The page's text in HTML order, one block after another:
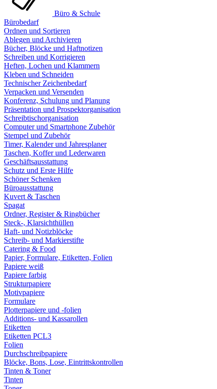
Büro & Schule
Bürobedarf
Ordnen und Sortieren
Ablegen und Archivieren
Bücher, Blöcke und Haftnotizen
Schreiben und Korrigieren
Heften, Lochen und Klammern
Kleben und Schneiden
Technischer Zeichenbedarf
Verpacken und Versenden
Konferenz, Schulung und Planung
Präsentation und Prospektorganisation
Schreibtischorganisation
Computer und Smartphone Zubehör
Stempel und Zubehör
Timer, Kalender und Jahresplaner
Taschen, Koffer und Lederwaren
Geschäftsausstattung
Schutz und Erste Hilfe
Schöner Schenken
Büroausstattung
Kuvert & Taschen
Spagat
Ordner, Register & Ringbücher
Steck-, Klarsichthüllen
Haft- und Notizblöcke
Schreib- und Markierstifte
Catering & Food
Papier, Formulare, Etiketten, Folien
Papiere weiß
Papiere farbig
Strukturpapiere
Motivpapiere
Formulare
Plotterpapiere und -folien
Additions- und Kassarollen
Etiketten
Etiketten PCL3
Folien
Durchschreibpapiere
Blöcke, Bons, Lose, Eintrittskontrollen
Tinten & Toner
Tinten